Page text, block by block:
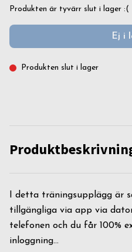
Produkten är tyvärr slut i lager :(
Ej i
Produkten slut i lager
I detta träningsupplägg är
tillgängliga via app via
telefonen och du får 100%
inloggning...